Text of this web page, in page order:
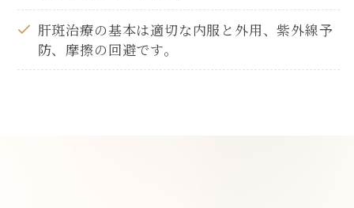
肝斑治療の基本は適切な内服と外用、紫外線予
防、摩擦の回避です。